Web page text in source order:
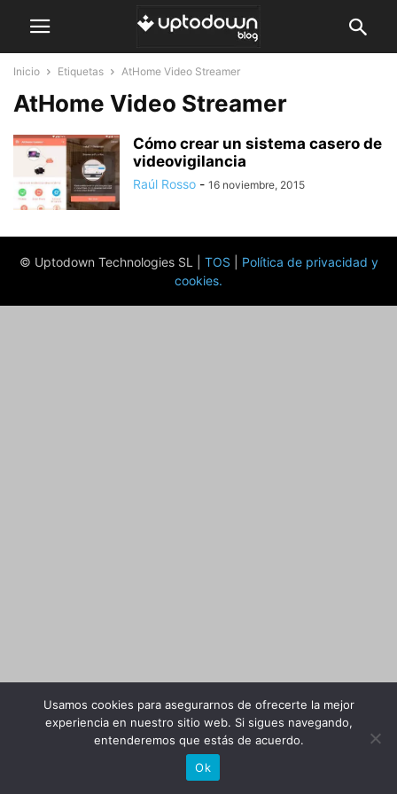
Inicio Etiquetas AtHome Video Streamer
AtHome Video Streamer
Cómo crear un sistema casero de
videovigilancia
Raúl Rosso - 16 noviembre, 2015
© Uptodown Technologies SL | TOS
Política de privacidad y
cookies.
Usamos cookies para asegurarnos de ofrecerte la mejor
experiencia en nuestro sitio web. Si sigues navegando,
entenderemos que estás de acuerdo.
Ok